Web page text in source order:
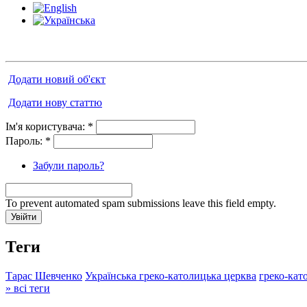
Додати новий об'єкт
Додати нову статтю
Ім'я користувача: *
Пароль: *
Забули пароль?
To prevent automated spam submissions leave this field empty.
Теги
Тарас Шевченко Українська греко-католицька церква греко-
» всі теги